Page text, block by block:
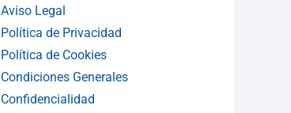
Aviso Legal
Política de Privacidad
Política de Cookies
Condiciones Generales
Confidencialidad